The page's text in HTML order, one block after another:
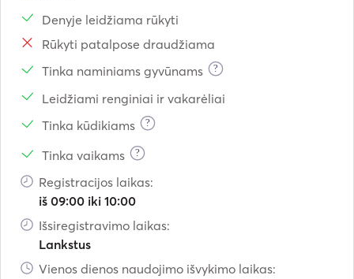
Denyje leidžiama rūkyti
Rūkyti patalpose draudžiama
Tinka naminiams gyvūnams
?
Leidžiami renginiai ir vakarėliai
Tinka kūdikiams
?
Tinka vaikams ?
Registracijos laikas:
iš 09:00 iki 10:00
Išsiregistravimo laikas:
Lankstus
Vienos dienos naudojimo išvykimo laikas: